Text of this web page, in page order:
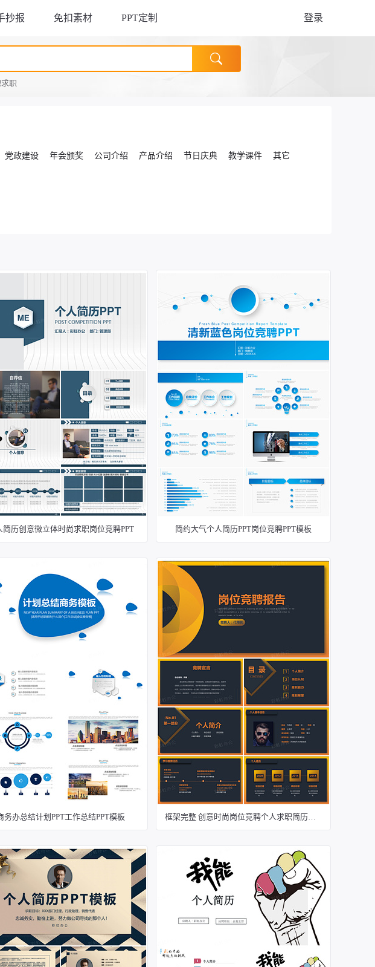
抄报 免扣素材 PPT定制 登录
职
党政建设 年会颁奖 公司介绍 产品介绍 节日庆典 教学课件 其它
简历创意微立体时尚求职岗位竞聘PPT 简约大气个人简历PPT岗位竞聘PPT模板
务办总结计划PPT工作总结PPT模板 框架完整 创意时尚岗位竞聘个人求职简历动态ppt模板